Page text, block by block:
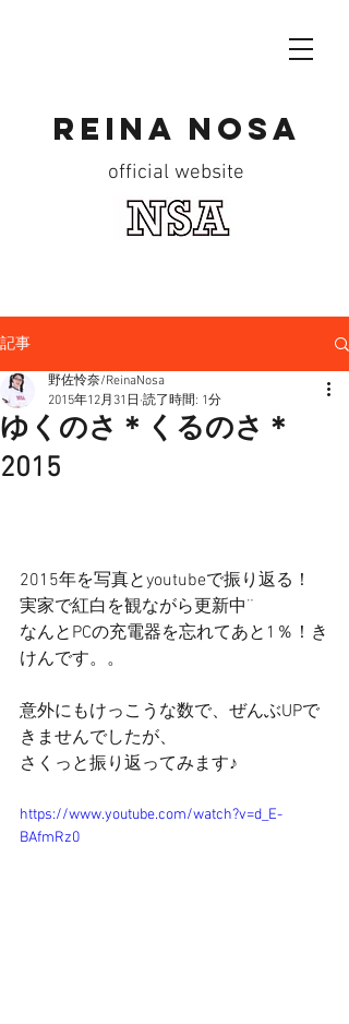
reina nosa
official website
記事
ゆくのさ＊くるのさ＊
2015
野佐怜奈/ReinaNosa
2015年12月31日 読了時間: 1分
2015年を写真とyoutubeで振り返る！
実家で紅白を観ながら更新中¨
なんとPCの充電器を忘れてあと1％！き
けんです。。
意外にもけっこうな数で、ぜんぶUPで
きませんでしたが、
さくっと振り返ってみます♪
https://www.youtube.com/watch?v=d_E-
BAfmRz0